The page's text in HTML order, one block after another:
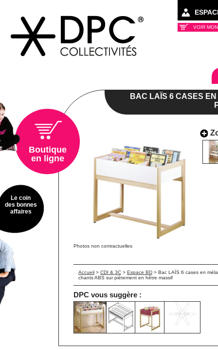
VOIR
BAC LAÏS 6 CASES
Photos non contractuelles
Accueil > CDI & 3C > Espace BD > Bac LAÏS 6 cases en
chants ABS sur piètement en hêtre massif
DPC vous suggère :
Boutique
en ligne
Le coin
des bonnes
affaires